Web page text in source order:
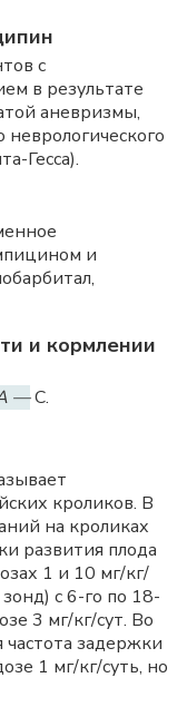
с
в результате
аневризмы,
неврологического
Гесса).
и
и кормлении
—C.
кроликов. В
на кроликах
развития плода
1 и 10 мг/кг/
с 6-го по 18-
3 мг/кг/сут. Во
задержки
1 мг/кг/суть, но